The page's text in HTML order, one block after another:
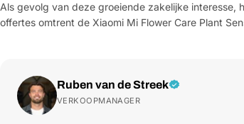
Als gevolg van deze groeiende zakelijke interesse,
offertes omtrent de Xiaomi Mi Flower Care Plant
Ruben van de Streek
VERKOOPMANAGER